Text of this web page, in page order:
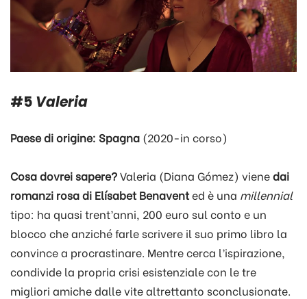
#5 Valeria
Paese di origine: Spagna (2020-in corso)
Cosa dovrei sapere?Valeria (Diana Gómez) vienedai
romanzi rosa di Elísabet Benavented è una millennial
tipo: ha quasi trent’anni, 200 euro sul conto e un
blocco che anziché farle scrivere il suo primo libro la
convince a procrastinare. Mentre cerca l’ispirazione,
condivide la propria crisi esistenziale con le tre
migliori amiche dalle vite altrettanto sconclusionate.